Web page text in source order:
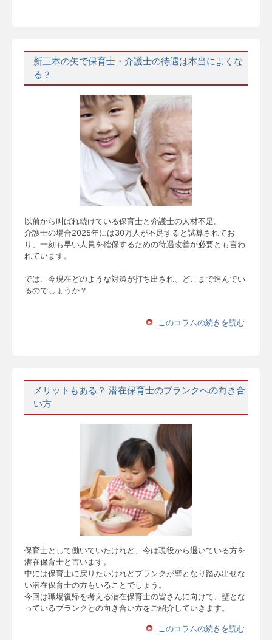
新三本の矢で保育士・介護士の待遇は本当によくな
る？
以前から叫ばれ続けている保育士と介護士の人材不足。
介護士の場合2025年には30万人が不足すると試算されてお
り、一刻も早い人員を確保するための待遇改善が必要とも言わ
れています。
では、今現在どのような対策が打ち出され、どこまで進んでい
るのでしょうか？
このコラムの続きを読む
メリットもある？ 潜在保育士のブランクへの向き合
い方
保育士として働いていたけれど、今は現役から退いている方を
潜在保育士と言います。
中には保育士に戻りたいけれどブランクが壁となり踏み出せな
い潜在保育士の方もいることでしょう。
今回は職場復帰を考える潜在保育士の皆さんに向けて、壁とな
っているブランクとの向き合い方をご紹介していきます。
このコラムの続きを読む